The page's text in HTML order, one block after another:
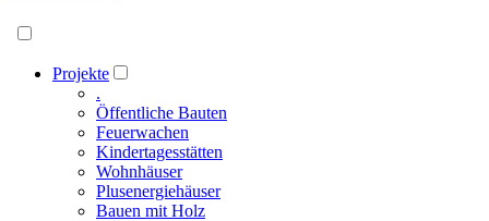
Projekte
.
Öffentliche Bauten
Feuerwachen
Kindertagesstätten
Wohnhäuser
Plusenergiehäuser
Bauen mit Holz